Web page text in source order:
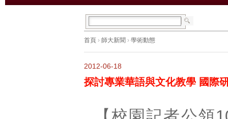
首頁 › 師大新聞 › 學術動態
2012-06-18
探討專業華語與文化教學 國際